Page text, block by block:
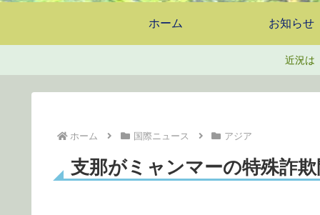
ホーム お知らせ
近況は
ホーム 国際ニュース アジア
支那がミャンマーの特殊詐